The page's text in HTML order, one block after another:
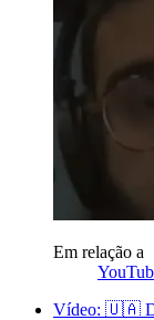
Em relação a
Vídeo: 🇺🇦